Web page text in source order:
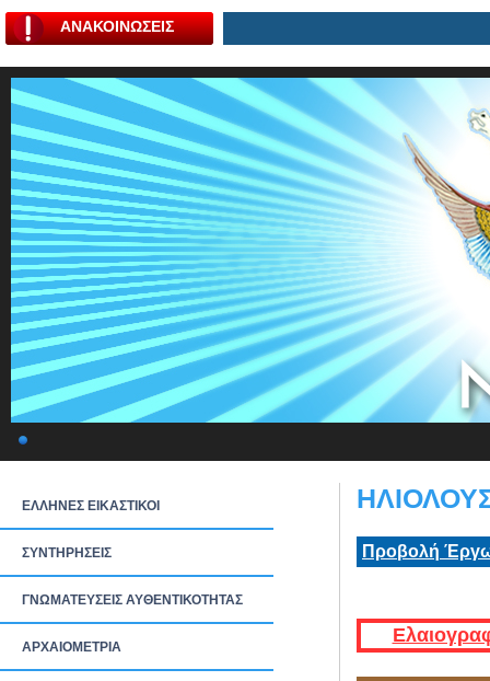
ΑΝΑΚΟΙΝΩΣΕΙΣ
ΕΛΛΗΝΕΣ ΕΙΚΑΣΤΙΚΟΙ
ΣΥΝΤΗΡΗΣΕΙΣ
ΓΝΩΜΑΤΕΥΣΕΙΣ ΑΥΘΕΝΤΙΚΟΤΗΤΑΣ
ΑΡΧΑΙΟΜΕΤΡΙΑ
Προβολή